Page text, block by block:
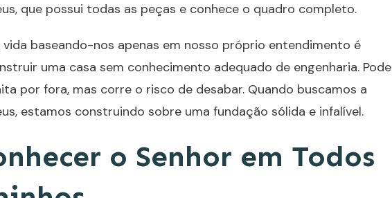
que possui todas as peças e conhece o quadro completo.
baseando-nos apenas em nosso próprio entendimento é
uma casa sem conhecimento adequado de engenharia. Pode
por fora, mas corre o risco de desabar. Quando buscamos a
estamos construindo sobre uma fundação sólida e infalível.
o Senhor em Todos